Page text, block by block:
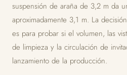
suspensión de araña de 3,2 m da
aproximadamente 3,1 m. La
es para probar si el volumen, las
de limpieza y la circulación de
lanzamiento de la producción.